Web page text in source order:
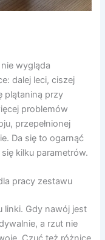
wygląda
dalej leci, ciszej
plątaniną przy
problemów
przepełnionej
Da się to ogarnąć
kilku parametrów.
pracy zestawu
linki. Gdy nawój jest
a rzut nie